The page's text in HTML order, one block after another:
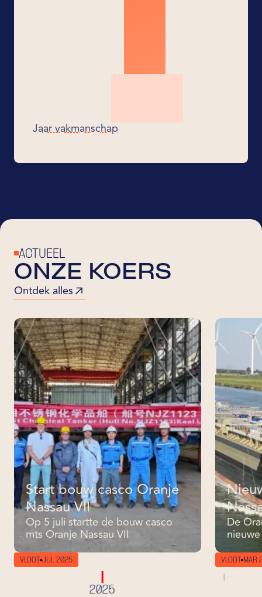
Jaar vakmanschap
ACTUEEL
ONZE KOERS
Ontdek alles
VLOOT JUL 2025
Start bouw casco Oranje
Nassau VII
Op 5 juli startte de bouw casco
mts Oranje Nassau VII
VLOOT MAR
De
2025